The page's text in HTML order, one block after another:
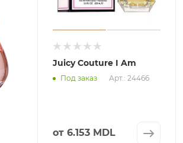
Juicy Couture I Am
Под заказ Арт.: 24466
от 6.153 MDL